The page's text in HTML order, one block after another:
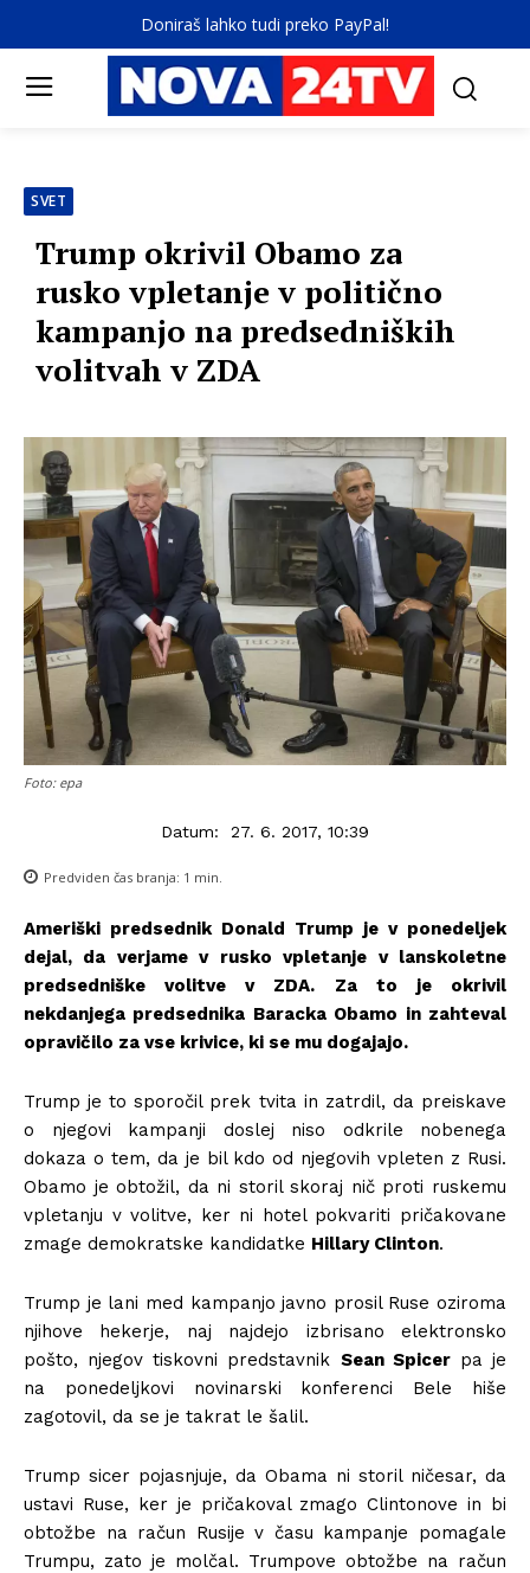
Doniraš lahko tudi preko PayPal!
SVET
Trump okrivil Obamo za
rusko vpletanje v politično
kampanjo na predsedniških
volitvah v ZDA
Foto: epa
Datum: 27. 6. 2017, 10:39
Predviden čas branja: 1 min.
Ameriški predsednik Donald Trump je v ponedeljek
dejal, da verjame v rusko vpletanje v lanskoletne
predsedniške volitve v ZDA. Za to je okrivil
nekdanjega predsednika Baracka Obamo in zahteval
opravičilo za vse krivice, ki se mu dogajajo.
Trump je to sporočil prek tvita in zatrdil, da preiskave
o njegovi kampanji doslej niso odkrile nobenega
dokaza o tem, da je bil kdo od njegovih vpleten z Rusi.
Obamo je obtožil, da ni storil skoraj nič proti ruskemu
vpletanju v volitve, ker ni hotel pokvariti pričakovane
zmage demokratske kandidatke Hillary Clinton.
Trump je lani med kampanjo javno prosil Ruse oziroma
njihove hekerje, naj najdejo izbrisano elektronsko
pošto, njegov tiskovni predstavnik Sean Spicerpa je
na ponedeljkovi novinarski konferenci Bele hiše
zagotovil, da se je takrat le šalil.
Trump sicer pojasnjuje, da Obama ni storil ničesar, da
ustavi Ruse, ker je pričakoval zmago Clintonove in bi
obtožbe na račun Rusije v času kampanje pomagale
Trumpu, zato je molčal. Trumpove obtožbe na račun